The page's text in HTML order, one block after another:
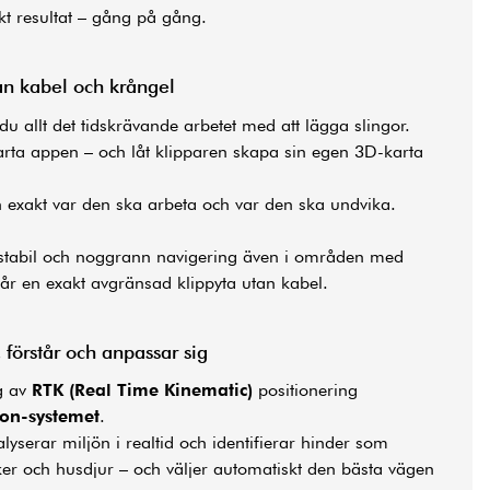
resultat – gång på gång.
kabel och krångel
allt det tidskrävande arbetet med att lägga slingor.
appen – och låt klipparen skapa sin egen 3D-karta
var den ska arbeta och var den ska undvika.
och noggrann navigering även i områden med
en exakt avgränsad klippyta utan kabel.
och anpassar sig
av RTK (Real Time Kinematic) positionering
systemet.
miljön i realtid och identifierar hinder som
och husdjur – och väljer automatiskt den bästa vägen